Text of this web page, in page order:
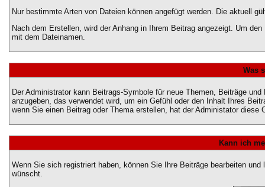
Nur bestimmte Arten von Dateien können angefügt werden. Die aktuell
Nach dem Erstellen, wird der Anhang in Ihrem Beitrag angezeigt. Um
mit dem Dateinamen.
Was
Der Administrator kann Beitrags-Symbole für neue Themen, Beiträge
anzugeben, das verwendet wird, um ein Gefühl oder den Inhalt Ihres
wenn Sie einen Beitrag oder Thema erstellen, hat der Administator diese
Kann ich
Wenn Sie sich registriert haben, können Sie Ihre Beiträge bearbeiten
wünscht.